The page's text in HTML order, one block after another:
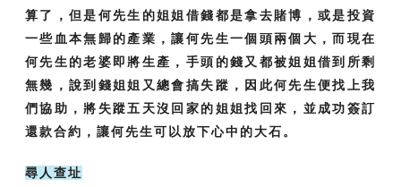
算了，但是何先生的姐姐借錢都是拿去賭博，或是投資
一些血本無歸的產業，讓何先生一個頭兩個大，而現在
何先生的老婆即將生產，手頭的錢又都被姐姐借到所剩
無幾，說到錢姐姐又總會搞失蹤，因此何先生便找上我
們協助，將失蹤五天沒回家的姐姐找回來，並成功簽訂
還款合約，讓何先生可以放下心中的大石。
尋人查址